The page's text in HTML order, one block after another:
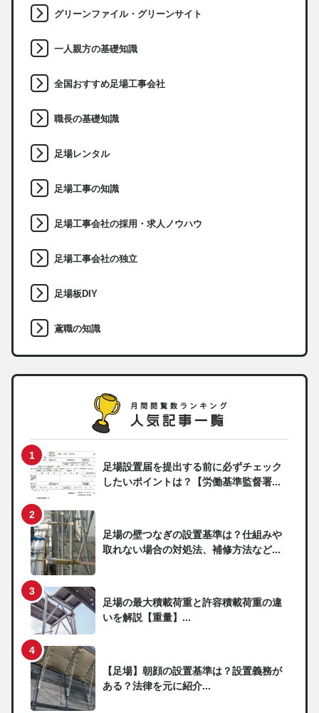
グリーンファイル・グリーンサイト
一人親方の基礎知識
全国おすすめ足場工事会社
職長の基礎知識
足場レンタル
足場工事の知識
足場工事会社の採用・求人ノウハウ
足場工事会社の独立
足場板DIY
鳶職の知識
足場設置届を提出する前に必ずチェック
したいポイントは？【労働基準監督署...
足場の壁つなぎの設置基準は？仕組みや
取れない場合の対処法、補修方法など...
足場の最大積載荷重と許容積載荷重の違
いを解説【重量】...
【足場】朝顔の設置基準は？設置義務が
ある？法律を元に紹介...